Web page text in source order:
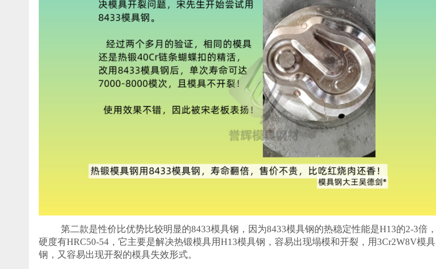
第二款是性价比优势比较明显的8433模具钢，因为8433模具钢的热稳定性能是H13的2-3倍，
硬度有HRC50-54，它主要是解决热锻模具用H13模具钢，容易出现塌模和开裂，用3Cr2W8V模具
钢，又容易出现开裂的模具失效形式。